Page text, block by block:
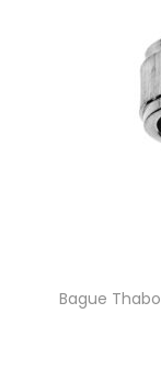
Bague